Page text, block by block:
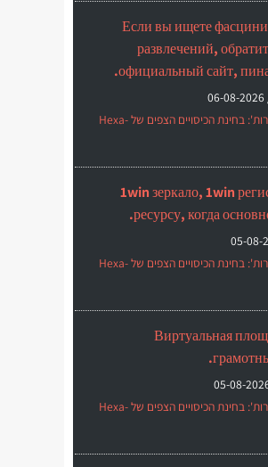
Если вы ищете
развлечений,
официальный сайт,
06-08-2026
סיכום הניסוי ב'מקורות': בחינת הכיסויים הצפים של Hexa-
1win зеркало, 1win
ресурсу, когда
05-08-
סיכום הניסוי ב'מקורות': בחינת הכיסויים הצפים של Hexa-
Виртуальная
05-08-
סיכום הניסוי ב'מקורות': בחינת הכיסויים הצפים של Hexa-